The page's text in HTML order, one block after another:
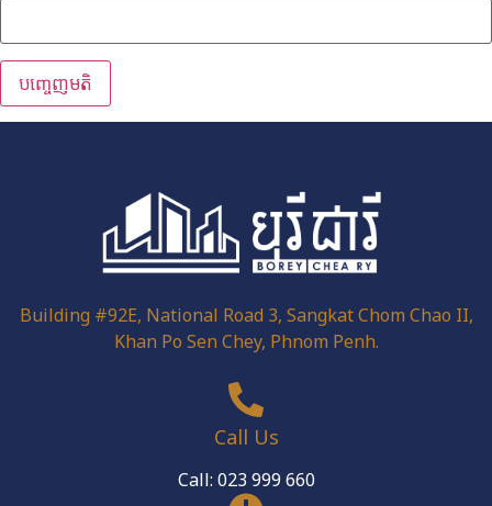
Building #92E, National Road 3, Sangkat Chom Chao II,
Khan Po Sen Chey, Phnom Penh.
Call Us
Call: 023 999 660